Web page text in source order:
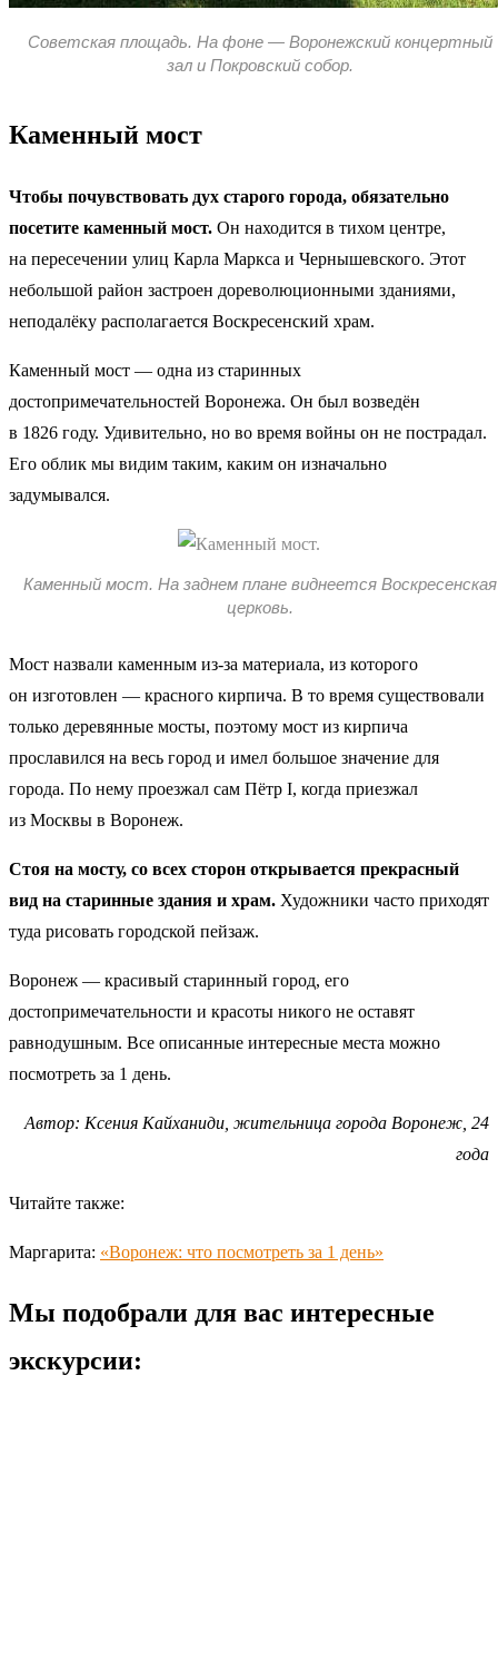
Советская площадь. На фоне — Воронежский концертный
зал и Покровский собор.
Каменный мост
Чтобы почувствовать дух старого города, обязательно
посетите каменный мост. Он находится в тихом центре,
на пересечении улиц Карла Маркса и Чернышевского. Этот
небольшой район застроен дореволюционными зданиями,
неподалёку располагается Воскресенский храм.
Каменный мост — одна из старинных
достопримечательностей Воронежа. Он был возведён
в 1826 году. Удивительно, но во время войны он не пострадал.
Его облик мы видим таким, каким он изначально
задумывался.
Каменный мост. На заднем плане виднеется Воскресенская
церковь.
Мост назвали каменным из-за материала, из которого
он изготовлен — красного кирпича. В то время существовали
только деревянные мосты, поэтому мост из кирпича
прославился на весь город и имел большое значение для
города. По нему проезжал сам Пётр I, когда приезжал
из Москвы в Воронеж.
Стоя на мосту, со всех сторон открывается прекрасный
вид на старинные здания и храм. Художники часто приходят
туда рисовать городской пейзаж.
Воронеж — красивый старинный город, его
достопримечательности и красоты никого не оставят
равнодушным. Все описанные интересные места можно
посмотреть за 1 день.
Автор: Ксения Кайханиди, жительница города Воронеж, 24
года
Читайте также:
Маргарита: «Воронеж: что посмотреть за 1 день»
Мы подобрали для вас интересные
экскурсии: